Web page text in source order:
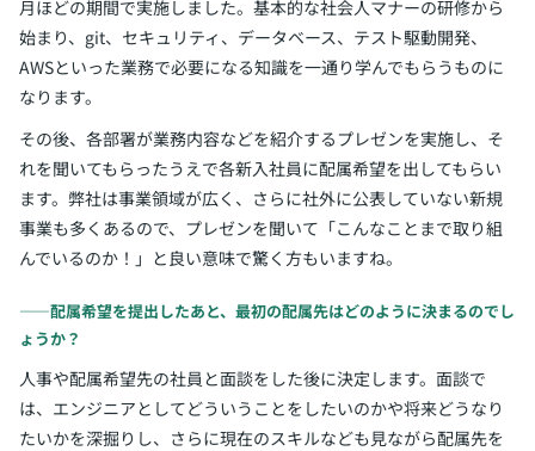
月ほどの期間で実施しました。基本的な社会人マナーの研修から
始まり、git、セキュリティ、データベース、テスト駆動開発、
AWSといった業務で必要になる知識を一通り学んでもらうものに
なります。
その後、各部署が業務内容などを紹介するプレゼンを実施し、そ
れを聞いてもらったうえで各新入社員に配属希望を出してもらい
ます。弊社は事業領域が広く、さらに社外に公表していない新規
事業も多くあるので、プレゼンを聞いて「こんなことまで取り組
んでいるのか！」と良い意味で驚く方もいますね。
――配属希望を提出したあと、最初の配属先はどのように決まるのでし
ょうか？
人事や配属希望先の社員と面談をした後に決定します。面談で
は、エンジニアとしてどういうことをしたいのかや将来どうなり
たいかを深掘りし、さらに現在のスキルなども見ながら配属先を